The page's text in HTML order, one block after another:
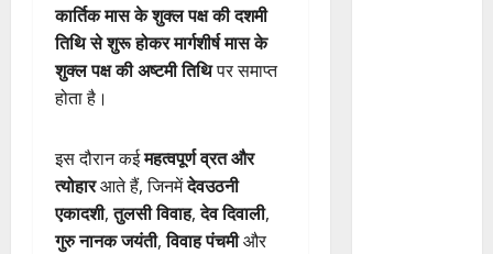
कार्तिक मास के शुक्ल पक्ष की दशमी
तिथि से शुरू होकर मार्गशीर्ष मास के
शुक्ल पक्ष की अष्टमी तिथिपर समाप्त
होता है।
इस दौरान कईमहत्वपूर्ण व्रत और
त्योहारआते हैं, जिनमेंदेवउठनी
एकादशी,तुलसी विवाह,देव दिवाली,
गुरु नानक जयंती,विवाह पंचमीऔर